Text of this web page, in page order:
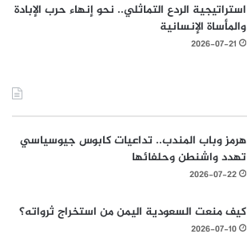
استراتيجية الردع التماثلي.. نحو إنهاء حرب الإبادة
والمأساة الإنسانية
2026-07-21
هرمز وباب المندب.. تداعيات كابوس جيوسياسي
تهدد واشنطن وحلفائها
2026-07-22
كيف منعت السعودية اليمن من استخراج ثرواته؟
2026-07-10